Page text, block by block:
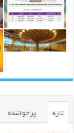
تازه پرخواننده